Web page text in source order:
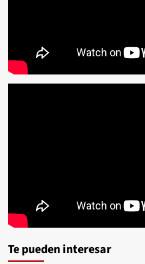
Te pueden interesar